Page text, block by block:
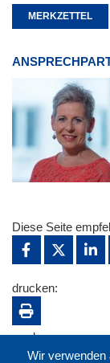
MERKZETTEL
Wir verwenden
Diese Seite
drucken:
merken: